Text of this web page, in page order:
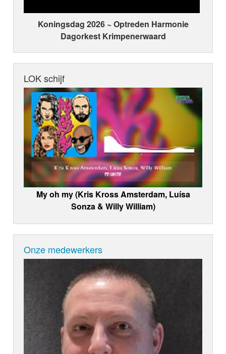
Koningsdag 2026 ~ Optreden Harmonie
Dagorkest Krimpenerwaard
LOK schijf
My oh my (Kris Kross Amsterdam, Luísa
Sonza & Willy William)
Onze medewerkers